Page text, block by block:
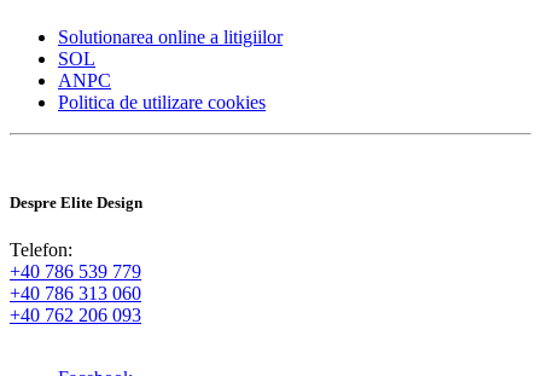
Solutionarea online a litigiilor
SOL
ANPC
Politica de utilizare cookies
Despre Elite Design
Telefon:
+40 786 539 779
+40 786 313 060
+40 762 206 093